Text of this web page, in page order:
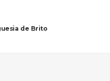
de Brito